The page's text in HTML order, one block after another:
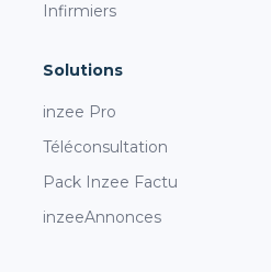
Infirmiers
Solutions
inzee Pro
Téléconsultation
Pack Inzee Factu
inzeeAnnonces